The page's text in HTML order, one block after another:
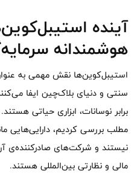
آینده
هوشمندانه
استیبل‌کوین‌ها نقش مهمی به
سنتی و دنیای بلاک‌چین ایفا
برابر نوسانات، ابزاری حیاتی
مطلب بررسی کردیم، دارایی‌هایی
نیستند و شرکت‌های صادرکننده‌ی
مالی و نظارتی بین‌المللی هستند.